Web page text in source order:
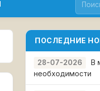
ПОСЛЕДНИЕ
28-07-2026
В
необходимости